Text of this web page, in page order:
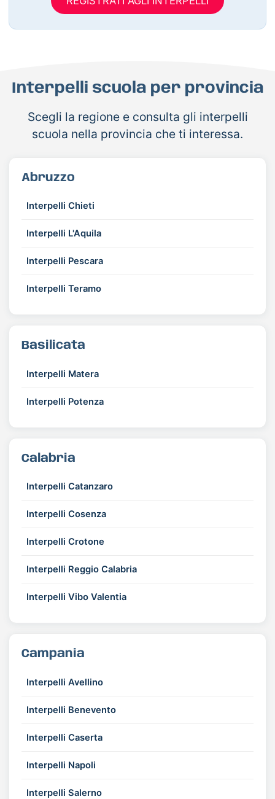
Interpelli scuola per provincia
Scegli la regione e consulta gli interpelli
scuola nella provincia che ti interessa.
Abruzzo
Interpelli Chieti
Interpelli L'Aquila
Interpelli Pescara
Interpelli Teramo
Basilicata
Interpelli Matera
Interpelli Potenza
Calabria
Interpelli Catanzaro
Interpelli Cosenza
Interpelli Crotone
Interpelli Reggio Calabria
Interpelli Vibo Valentia
Campania
Interpelli Avellino
Interpelli Benevento
Interpelli Caserta
Interpelli Napoli
Interpelli Salerno